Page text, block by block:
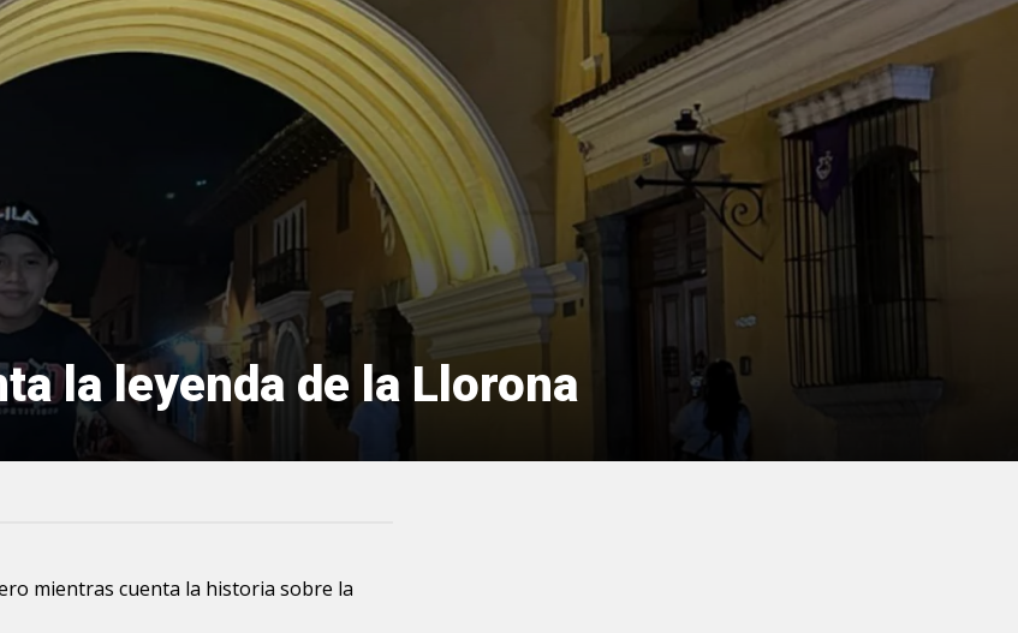
la leyenda de la Llorona
mientras cuenta la historia sobre la